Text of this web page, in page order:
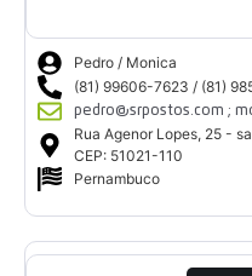
Pedro / Monica
(81) 99606-7623 / (81)
pedro@srpostos.com ;
Rua Agenor Lopes, 25 -
CEP: 51021-110
Pernambuco